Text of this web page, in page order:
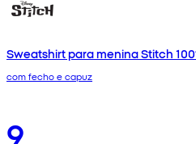
Sweatshirt para menina Stitch
com fecho e capuz
9